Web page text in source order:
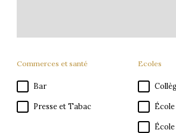
Commerces et santé
Bar
Presse et Tabac
Ecoles